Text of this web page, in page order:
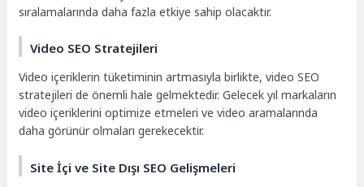
sıralamalarında daha fazla etkiye sahip olacaktır.
Video SEO Stratejileri
Video içeriklerin tüketiminin artmasıyla birlikte, video SEO
stratejileri de önemli hale gelmektedir. Gelecek yıl markaların
video içeriklerini optimize etmeleri ve video aramalarında
daha görünür olmaları gerekecektir.
Site İçi ve Site Dışı SEO Gelişmeleri